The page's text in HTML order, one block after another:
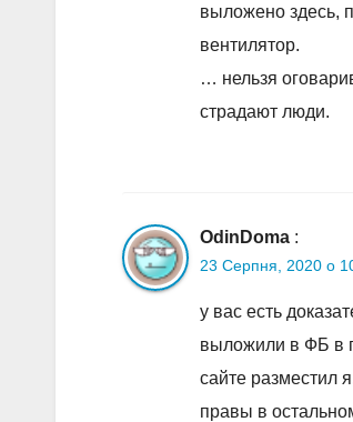
выложено здесь,
вентилятор.
… нельзя
страдают люди.
OdinDoma :
23 Серпня, 2020 о
у вас есть
выложили в ФБ в
сайте разместил
правы в